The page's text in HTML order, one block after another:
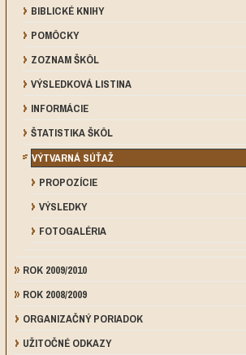
BIBLICKÉ KNIHY
POMÔCKY
ZOZNAM ŠKÔL
VÝSLEDKOVÁ LISTINA
INFORMÁCIE
ŠTATISTIKA ŠKÔL
VÝTVARNÁ SÚŤAŽ
PROPOZÍCIE
VÝSLEDKY
FOTOGALÉRIA
ROK 2009/2010
ROK 2008/2009
ORGANIZAČNÝ PORIADOK
UŽITOČNÉ ODKAZY